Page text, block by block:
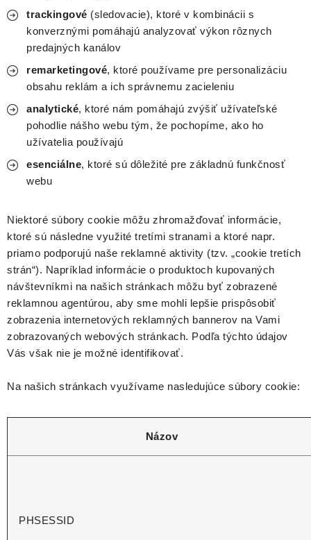
trackingové (sledovacie), ktoré v kombinácii s
konverznými pomáhajú analyzovať výkon rôznych
predajných kanálov
remarketingové, ktoré používame pre personalizáciu
obsahu reklám a ich správnemu zacieleniu
analytické, ktoré nám pomáhajú zvýšiť užívateľské
pohodlie nášho webu tým, že pochopíme, ako ho
užívatelia používajú
esenciálne, ktoré sú dôležité pre základnú funkčnosť
webu
Niektoré súbory cookie môžu zhromažďovať informácie,
ktoré sú následne využité tretími stranami a ktoré napr.
priamo podporujú naše reklamné aktivity (tzv. „cookie tretích
strán“). Napríklad informácie o produktoch kupovaných
návštevníkmi na našich stránkach môžu byť zobrazené
reklamnou agentúrou, aby sme mohli lepšie prispôsobiť
zobrazenia internetových reklamných bannerov na Vami
zobrazovaných webových stránkach. Podľa týchto údajov
Vás však nie je možné identifikovať.
Na našich stránkach využívame nasledujúce súbory cookie:
Názov
PHSESSID